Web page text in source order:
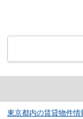
東京都内の賃貸物件情